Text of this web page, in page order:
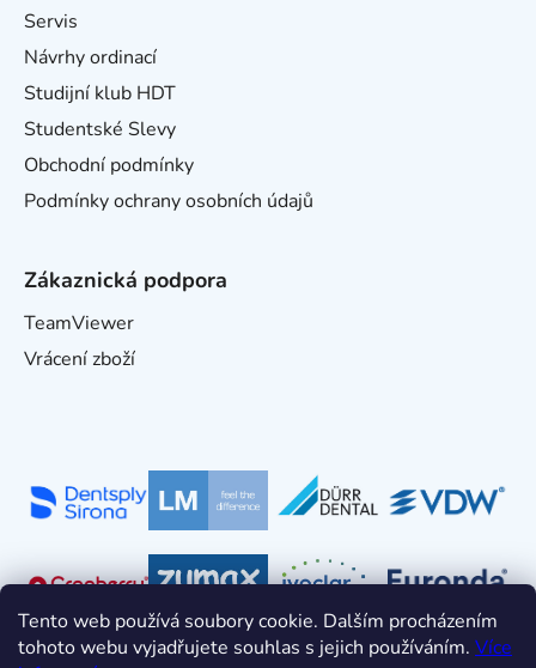
Tento web používá soubory cookie. Dalším procházením
tohoto webu vyjadřujete souhlas s jejich používáním. Více
Servis
Návrhy ordinací
Studijní klub HDT
Studentské Slevy
Obchodní podmínky
Podmínky ochrany osobních údajů
Zákaznická podpora
TeamViewer
Vrácení zboží